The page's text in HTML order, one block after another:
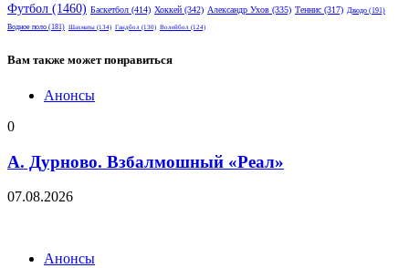
Футбол (1460) Баскетбол (414) Хоккей (342) Александр Ухов (335) Теннис (317) Дзюдо (191)
Водное поло (181) Шахматы (134) Гандбол (130) Волейбол (124)
Вам также может понравиться
Анонсы
0
А. Дурново. Взбалмошный «Реал»
07.08.2026
Анонсы